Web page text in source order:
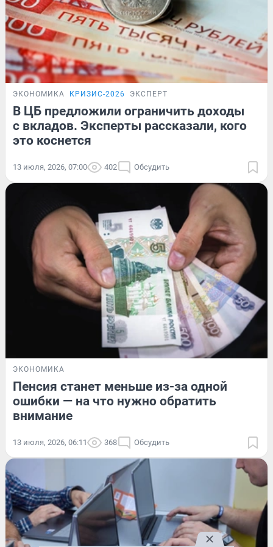
ЭКОНОМИКА КРИЗИС-2026 ЭКСПЕРТ
В ЦБ предложили ограничить доходы
с вкладов. Эксперты рассказали, кого
это коснется
13 июля, 2026, 07:00 402 Обсудить
ЭКОНОМИКА
Пенсия станет меньше из-за одной
ошибки — на что нужно обратить
внимание
13 июля, 2026, 06:11 368 Обсудить